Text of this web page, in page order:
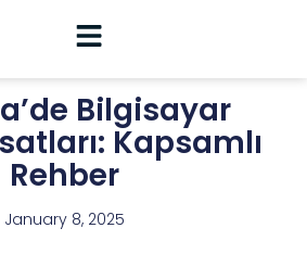
Bilgisayar
Kapsamlı
Rehber
January 8, 2025